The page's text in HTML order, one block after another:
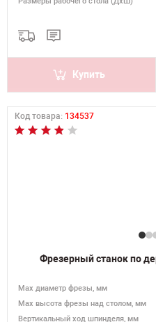
Купить
Код товара: 134537
Фрезерный станок по
Max диаметр фрезы, мм
Мах высота фрезы над столом, мм
Вертикальный ход шпинделя, мм